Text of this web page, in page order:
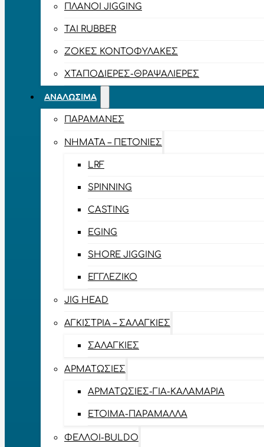
ΠΛΆΝΟΙ JIGGING
TAI RUBBER
ΖΌΚΕΣ ΚΟΝΤΟΦΎΛΑΚΕΣ
ΧΤΑΠΟΔΙΈΡΕΣ-ΘΡΑΨΑΛΙΈΡΕΣ
ΑΝΑΛΏΣΙΜΑ
ΠΑΡΑΜΆΝΕΣ
ΝΉΜΑΤΑ – ΠΕΤΟΝΙΈΣ
LRF
SPINNING
CASTING
EGING
SHORE JIGGING
ΕΓΓΛΈΖΙΚΟ
JIG HEAD
ΑΓΚΊΣΤΡΙΑ – ΣΑΛΑΓΚΙΈΣ
ΣΑΛΑΓΚΙΈΣ
ΑΡΜΑΤΩΣΙΈΣ
ΑΡΜΑΤΩΣΙΈΣ-ΓΙΑ-ΚΑΛΑΜΆΡΙΑ
ΈΤΟΙΜΑ-ΠΑΡΆΜΑΛΛΑ
ΦΕΛΛΟΊ-BULDO